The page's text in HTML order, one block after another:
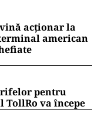
acționar la
american
pentru
va începe